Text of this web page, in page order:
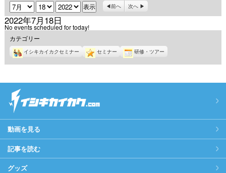
月 日 年 前へ 次へ
2022年7月18日
No events scheduled for today!
カテゴリー
イシキカイカクセミナー セミナー 研修・ツアー
動画を見る
記事を読む
グッズ